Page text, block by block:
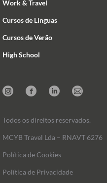
Work & Travel
Cursos de Línguas
Cursos de Verão
High School
Todos os direitos reservados.
Política de Cookies
Política de Privacidade
InstagramFacebookLinkedinMail
MCYB Travel Lda – RNAVT 6276